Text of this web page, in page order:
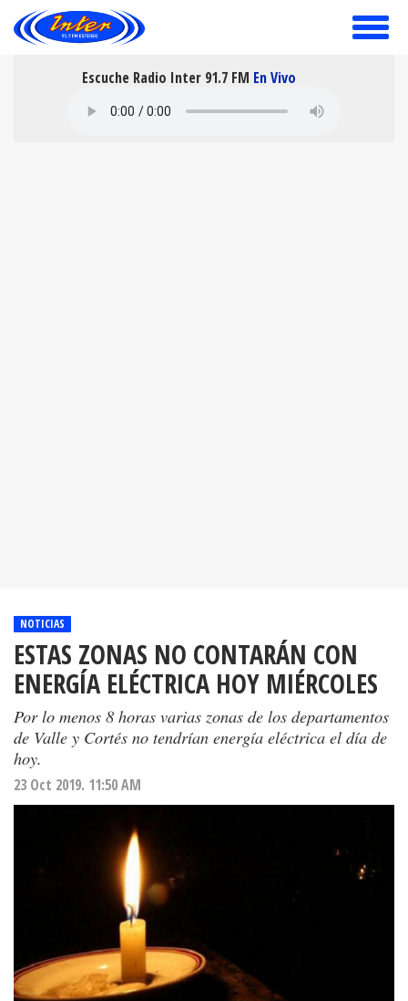
toggle
Escuche Radio Inter 91.7 FM En Vivo
NOTICIAS
ESTAS ZONAS NO CONTARÁN CON
ENERGÍA ELÉCTRICA HOY MIÉRCOLES
Por lo menos 8 horas varias zonas de los departamentos
de Valle y Cortés no tendrían energía eléctrica el día de
hoy.
23 Oct 2019. 11:50 AM